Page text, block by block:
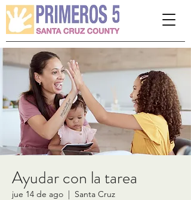
note:
This
website
includes
an
accessibility
system.
Ayudar con la tarea
jue 14 de ago
  |
Santa Cruz